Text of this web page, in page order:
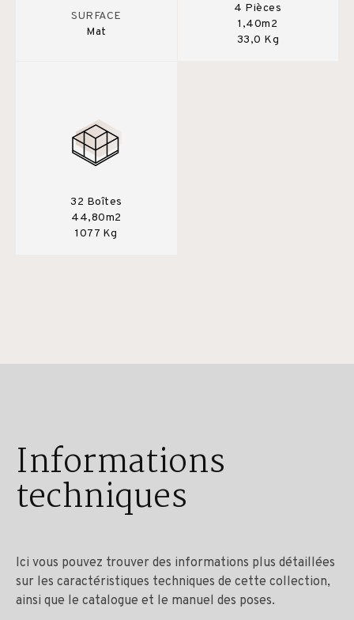
SURFACE
Mat
4 Pièces
1,40m2
33,0 Kg
32 Boîtes
44,80m2
1077 Kg
Informations
techniques
Ici vous pouvez trouver des informations plus détaillées
sur les caractéristiques techniques de cette collection,
ainsi que le catalogue et le manuel des poses.